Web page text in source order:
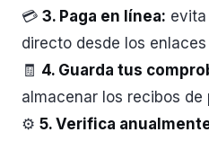
💳 3. Paga en línea:
directo desde los
🧾 4. Guarda tus
almacenar los recibos
⚙️ 5. Verifica